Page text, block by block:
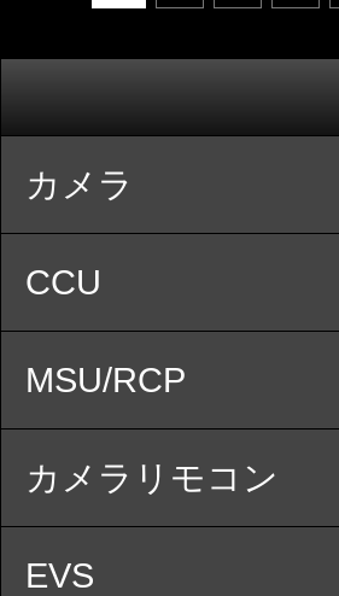
カメラ
CCU
MSU/RCP
カメラリモコン
EVS